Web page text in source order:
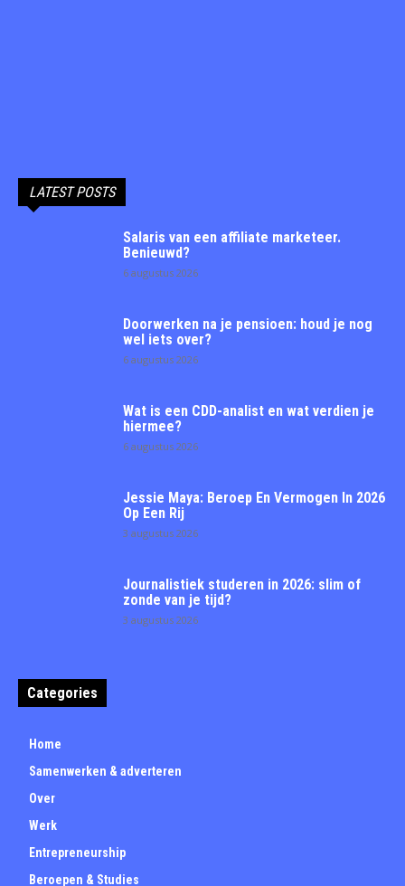
LATEST POSTS
Salaris van een affiliate marketeer.
Benieuwd?
6 augustus 2026
Doorwerken na je pensioen: houd je nog
wel iets over?
6 augustus 2026
Wat is een CDD-analist en wat verdien je
hiermee?
6 augustus 2026
Jessie Maya: Beroep En Vermogen In 2026
Op Een Rij
3 augustus 2026
Journalistiek studeren in 2026: slim of
zonde van je tijd?
3 augustus 2026
Categories
Home
Samenwerken & adverteren
Over
Werk
Entrepreneurship
Beroepen & Studies